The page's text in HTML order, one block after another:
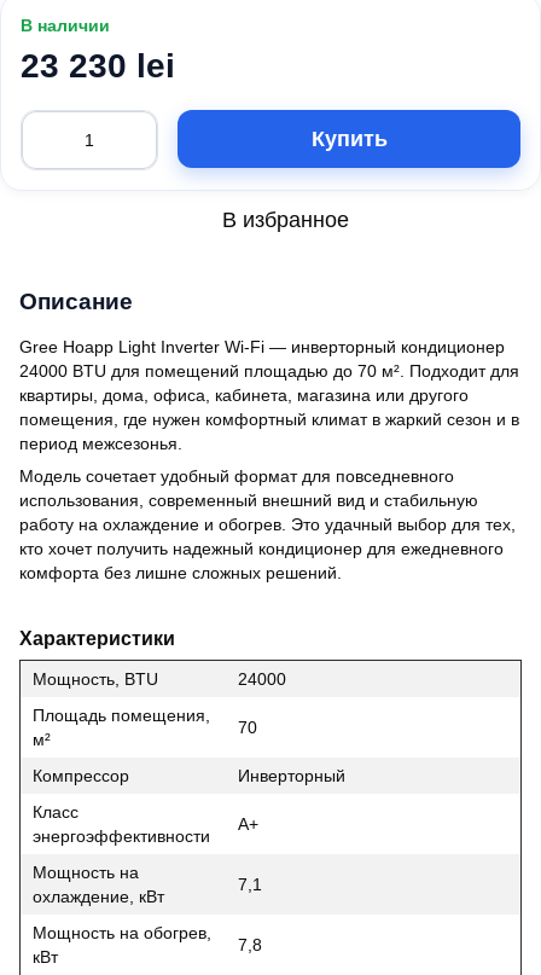
В наличии
23 230 lei
Купить
В избранное
Описание
Gree Hoapp Light Inverter Wi-Fi — инверторный кондиционер
24000 BTU для помещений площадью до 70 м². Подходит для
квартиры, дома, офиса, кабинета, магазина или другого
помещения, где нужен комфортный климат в жаркий сезон и в
период межсезонья.
Модель сочетает удобный формат для повседневного
использования, современный внешний вид и стабильную
работу на охлаждение и обогрев. Это удачный выбор для тех,
кто хочет получить надежный кондиционер для ежедневного
комфорта без лишне сложных решений.
Характеристики
Мощность, BTU
24000
Площадь помещения,
м²
70
Компрессор
Инверторный
Класс
энергоэффективности
A+
Мощность на
охлаждение, кВт
7,1
Мощность на обогрев,
кВт
7,8